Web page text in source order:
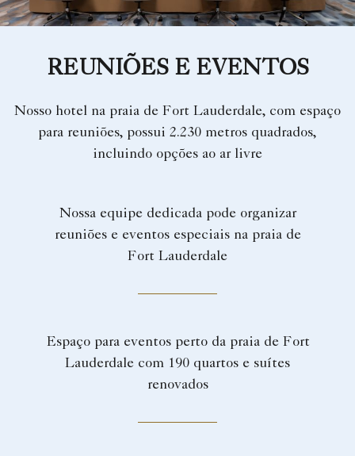
REUNIÕES E EVENTOS
Nosso hotel na praia de Fort Lauderdale, com espaço
para reuniões, possui 2.230 metros quadrados,
incluindo opções ao ar livre
Nossa equipe dedicada pode organizar
reuniões e eventos especiais na praia de
Fort Lauderdale
Espaço para eventos perto da praia de Fort
Lauderdale com 190 quartos e suítes
renovados